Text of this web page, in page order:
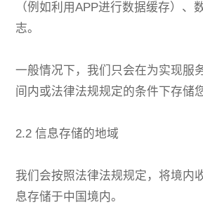
（例如利用APP进行数据缓存）、
志。
一般情况下，我们只会在为实现服
间内或法律法规规定的条件下存储
2.2 信息存储的地域
我们会按照法律法规规定，将境内
息存储于中国境内。